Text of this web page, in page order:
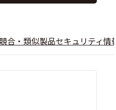
合・類似製品セキュリティ情